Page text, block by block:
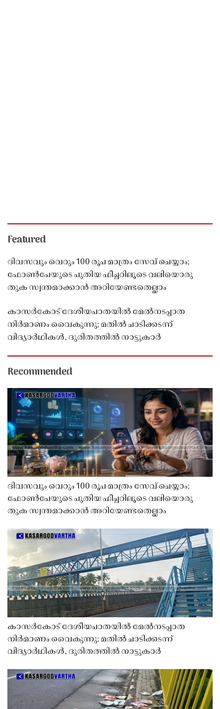
Featured
ദിവസവും വെറും 100 രൂപ മാത്രം സേവ് ചെയ്യാം;
ഫോൺപേയുടെ പുതിയ ഫീച്ചറിലൂടെ വലിയൊരു
തുക സ്വന്തമാക്കാൻ അറിയേണ്ടതെല്ലാം
കാസർകോട് ദേശീയപാതയിൽ മേൽനടപ്പാത
നിർമാണം വൈകുന്നു; മതിൽ ചാടിക്കടന്ന്
വിദ്യാർഥികൾ, ദുരിതത്തിൽ നാട്ടുകാർ
Recommended
ദിവസവും വെറും 100 രൂപ മാത്രം സേവ് ചെയ്യാം;
ഫോൺപേയുടെ പുതിയ ഫീച്ചറിലൂടെ വലിയൊരു
തുക സ്വന്തമാക്കാൻ അറിയേണ്ടതെല്ലാം
കാസർകോട് ദേശീയപാതയിൽ മേൽനടപ്പാത
നിർമാണം വൈകുന്നു; മതിൽ ചാടിക്കടന്ന്
വിദ്യാർഥികൾ, ദുരിതത്തിൽ നാട്ടുകാർ